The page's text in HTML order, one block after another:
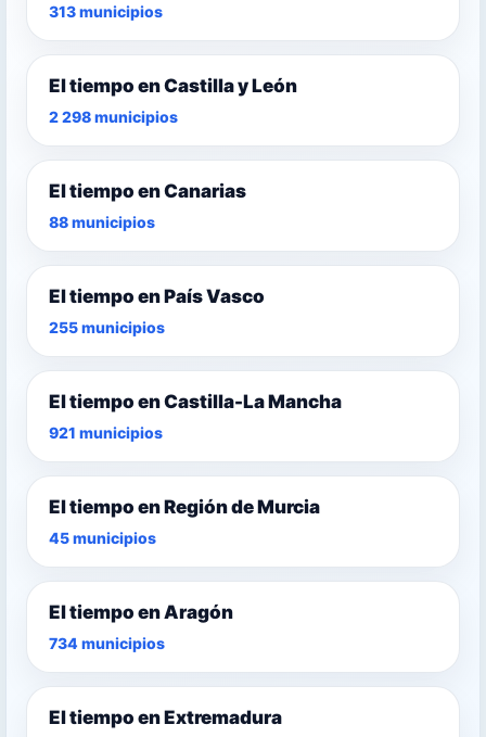
313 municipios
El tiempo en Castilla y León
2 298 municipios
El tiempo en Canarias
88 municipios
El tiempo en País Vasco
255 municipios
El tiempo en Castilla-La Mancha
921 municipios
El tiempo en Región de Murcia
45 municipios
El tiempo en Aragón
734 municipios
El tiempo en Extremadura